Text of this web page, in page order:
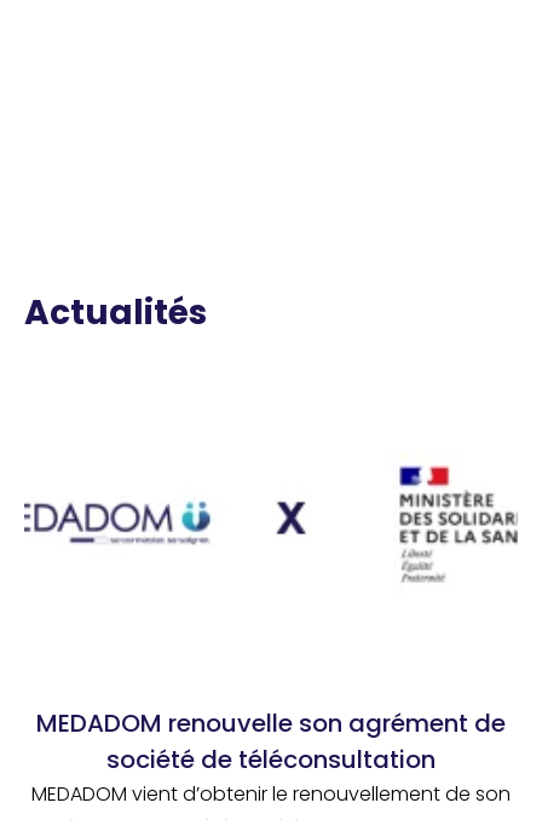
Actualités
MEDADOM renouvelle son agrément de
société de téléconsultation
MEDADOM vient d’obtenir le renouvellement de son